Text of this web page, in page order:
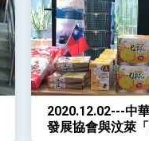
2020.12.02---中
發展協會與汶萊